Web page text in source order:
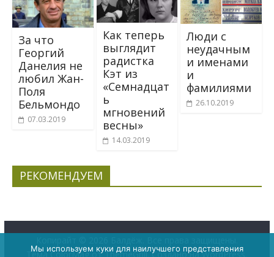
За что
Георгий
Данелия не
любил Жан-
Поля
Бельмондо
07.03.2019
Как теперь
выглядит
радистка
Кэт из
«Семнадцат
ь
мгновений
весны»
14.03.2019
Люди с
неудачным
и именами
и
фамилиями
26.10.2019
РЕКОМЕНДУЕМ
ТемаColorMagот ThemeGrill. Создано наWordPress
Мы используем куки для наилучшего представления